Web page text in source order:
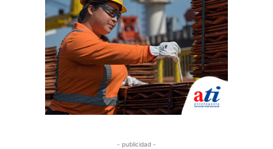
- publicidad -